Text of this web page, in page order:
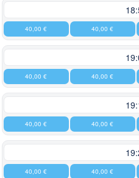
40,00 € 40,00 €
40,00 € 40,00 €
40,00 € 40,00 €
40,00 € 40,00 €